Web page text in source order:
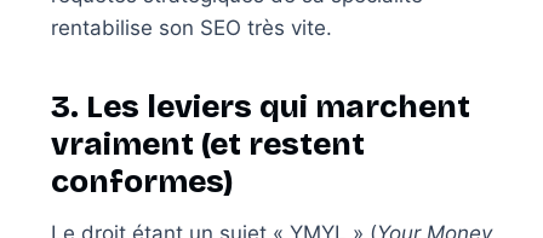
rentabilise son SEO très vite.
3. Les leviers qui marchent
vraiment (et restent
conformes)